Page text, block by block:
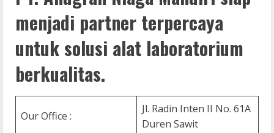
menjadi partner terpercaya
untuk solusi alat laboratorium
berkualitas.
Our Office :
Jl. Radin Inten II No. 61A
Duren Sawit